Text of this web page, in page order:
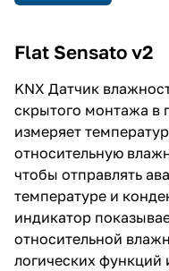
Flat Sensato v2
KNX Датчик
скрытого монтажа в
измеряет
относительную
чтобы отправлять
температуре и
индикатор
относительной
логических